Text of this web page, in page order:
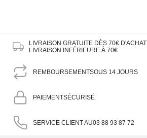
LIVRAISON GRATUITE DÈS 70€ D'ACHAT
LIVRAISON INFÉRIEURE À 70€
REMBOURSEMENTSOUS 14 JOURS
PAIEMENTSÉCURISÉ
SERVICE CLIENT AU03 88 93 87 72